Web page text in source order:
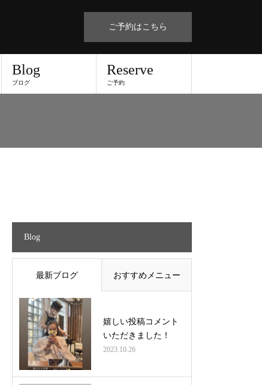
ご予約はこちら
Blog
ブログ
Reserve
ご予約
Blog
最新ブログ おすすめメニュー
嬉しい投稿コメント
いただきました！
2023.10.26